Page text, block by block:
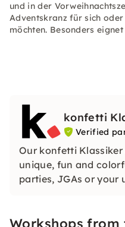
und in der
Adventskranz für sich
möchten. Besonders
konfetti
Verified
Our konfetti
unique, fun and
parties, JGAs or
Workshops